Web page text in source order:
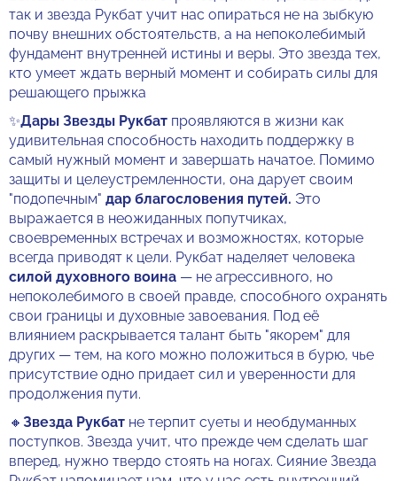
так и звезда Рукбат учит нас опираться не на зыбкую
почву внешних обстоятельств, а на непоколебимый
фундамент внутренней истины и веры. Это звезда тех,
кто умеет ждать верный момент и собирать силы для
решающего прыжка
✨Дары Звезды Рукбат проявляются в жизни как
удивительная способность находить поддержку в
самый нужный момент и завершать начатое. Помимо
защиты и целеустремленности, она дарует своим
"подопечным" дар благословения путей. Это
выражается в неожиданных попутчиках,
своевременных встречах и возможностях, которые
всегда приводят к цели. Рукбат наделяет человека
силой духовного воина — не агрессивного, но
непоколебимого в своей правде, способного охранять
свои границы и духовные завоевания. Под её
влиянием раскрывается талант быть "якорем" для
других — тем, на кого можно положиться в бурю, чье
присутствие одно придает сил и уверенности для
продолжения пути.
🔸 Звезда Рукбат не терпит суеты и необдуманных
поступков. Звезда учит, что прежде чем сделать шаг
вперед, нужно твердо стоять на ногах. Сияние Звезда